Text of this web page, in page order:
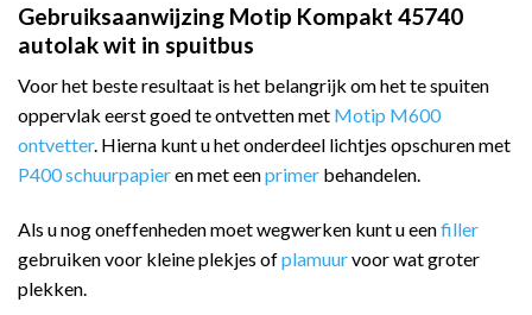
Gebruiksaanwijzing Motip Kompakt 45740
autolak wit in spuitbus
Voor het beste resultaat is het belangrijk om het te spuiten
oppervlak eerst goed te ontvetten met Motip M600
ontvetter. Hierna kunt u het onderdeel lichtjes opschuren met
P400 schuurpapieren met eenprimer behandelen.
Als u nog oneffenheden moet wegwerken kunt u eenfiller
gebruiken voor kleine plekjes ofplamuurvoor wat groter
plekken.